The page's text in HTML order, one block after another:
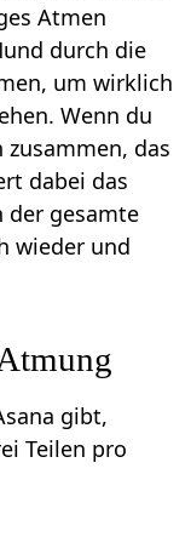
Atmen
durch die
um wirklich
Wenn du
das
dabei das
der gesamte
wieder und
gibt,
Teilen pro